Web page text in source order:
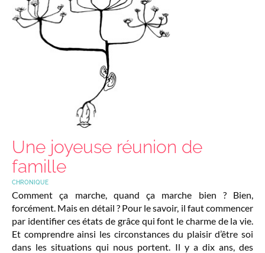
Une joyeuse réunion de
famille
CHRONIQUE
Comment ça marche, quand ça marche bien ? Bien,
forcément. Mais en détail ? Pour le savoir, il faut commencer
par identifier ces états de grâce qui font le charme de la vie.
Et comprendre ainsi les circonstances du plaisir d’être soi
dans les situations qui nous portent. Il y a dix ans, des